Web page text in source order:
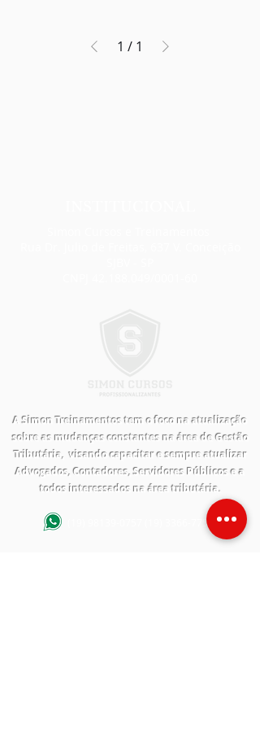
1 / 1
A Simon Treinamentos tem o foco na atualização
sobre as mudanças constantes na área de Gestão
Tributária, visando capacitar e sempre atualizar
Advogados, Contadores, Servidores Públicos e a
todos interessados na área tributária.
(19) 3366-7758